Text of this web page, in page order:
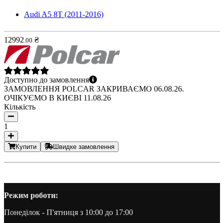
Audi A5 8T (2011-2016)
12992 00 ₴
Доступно до замовлення
ЗАМОВЛЕННЯ POLCAR ЗАКРИВАЄМО 06.08.26.
ОЧІКУЄМО В КИЄВІ 11.08.26
Кількість
1
Купити Швидке замовлення
Режим роботи:
Понеділок - П'ятниця з 10:00 до 17:00